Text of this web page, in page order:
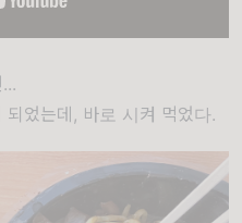
었는데, 바로 시켜 먹었다.